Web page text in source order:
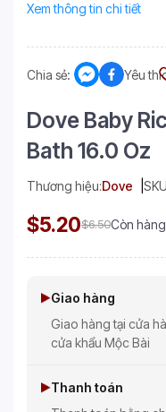
Xem thông tin chi tiết
Chia sẻ: Yêu
Dove Baby
Bath 16.0 Oz
Thương hiệu:Dove
$5.20$6.50Còn hàng
Giao hàng
Giao hàng tại cửa
cửa khẩu Mộc Bài
Thanh toán